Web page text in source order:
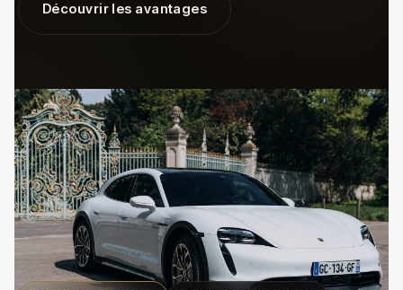
Découvrir les avantages